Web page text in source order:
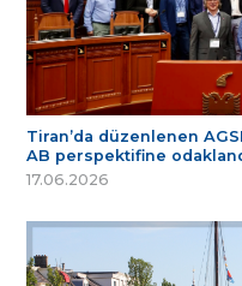
Tiran’da düzenlenen
AB perspektifine
17.06.2026